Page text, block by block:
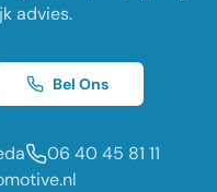
advies.
Bel Ons
06 40 45 81 11